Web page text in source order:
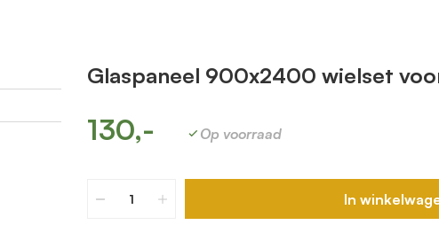
Glaspaneel 900x2400 wielset
130,- Op voorraad
In